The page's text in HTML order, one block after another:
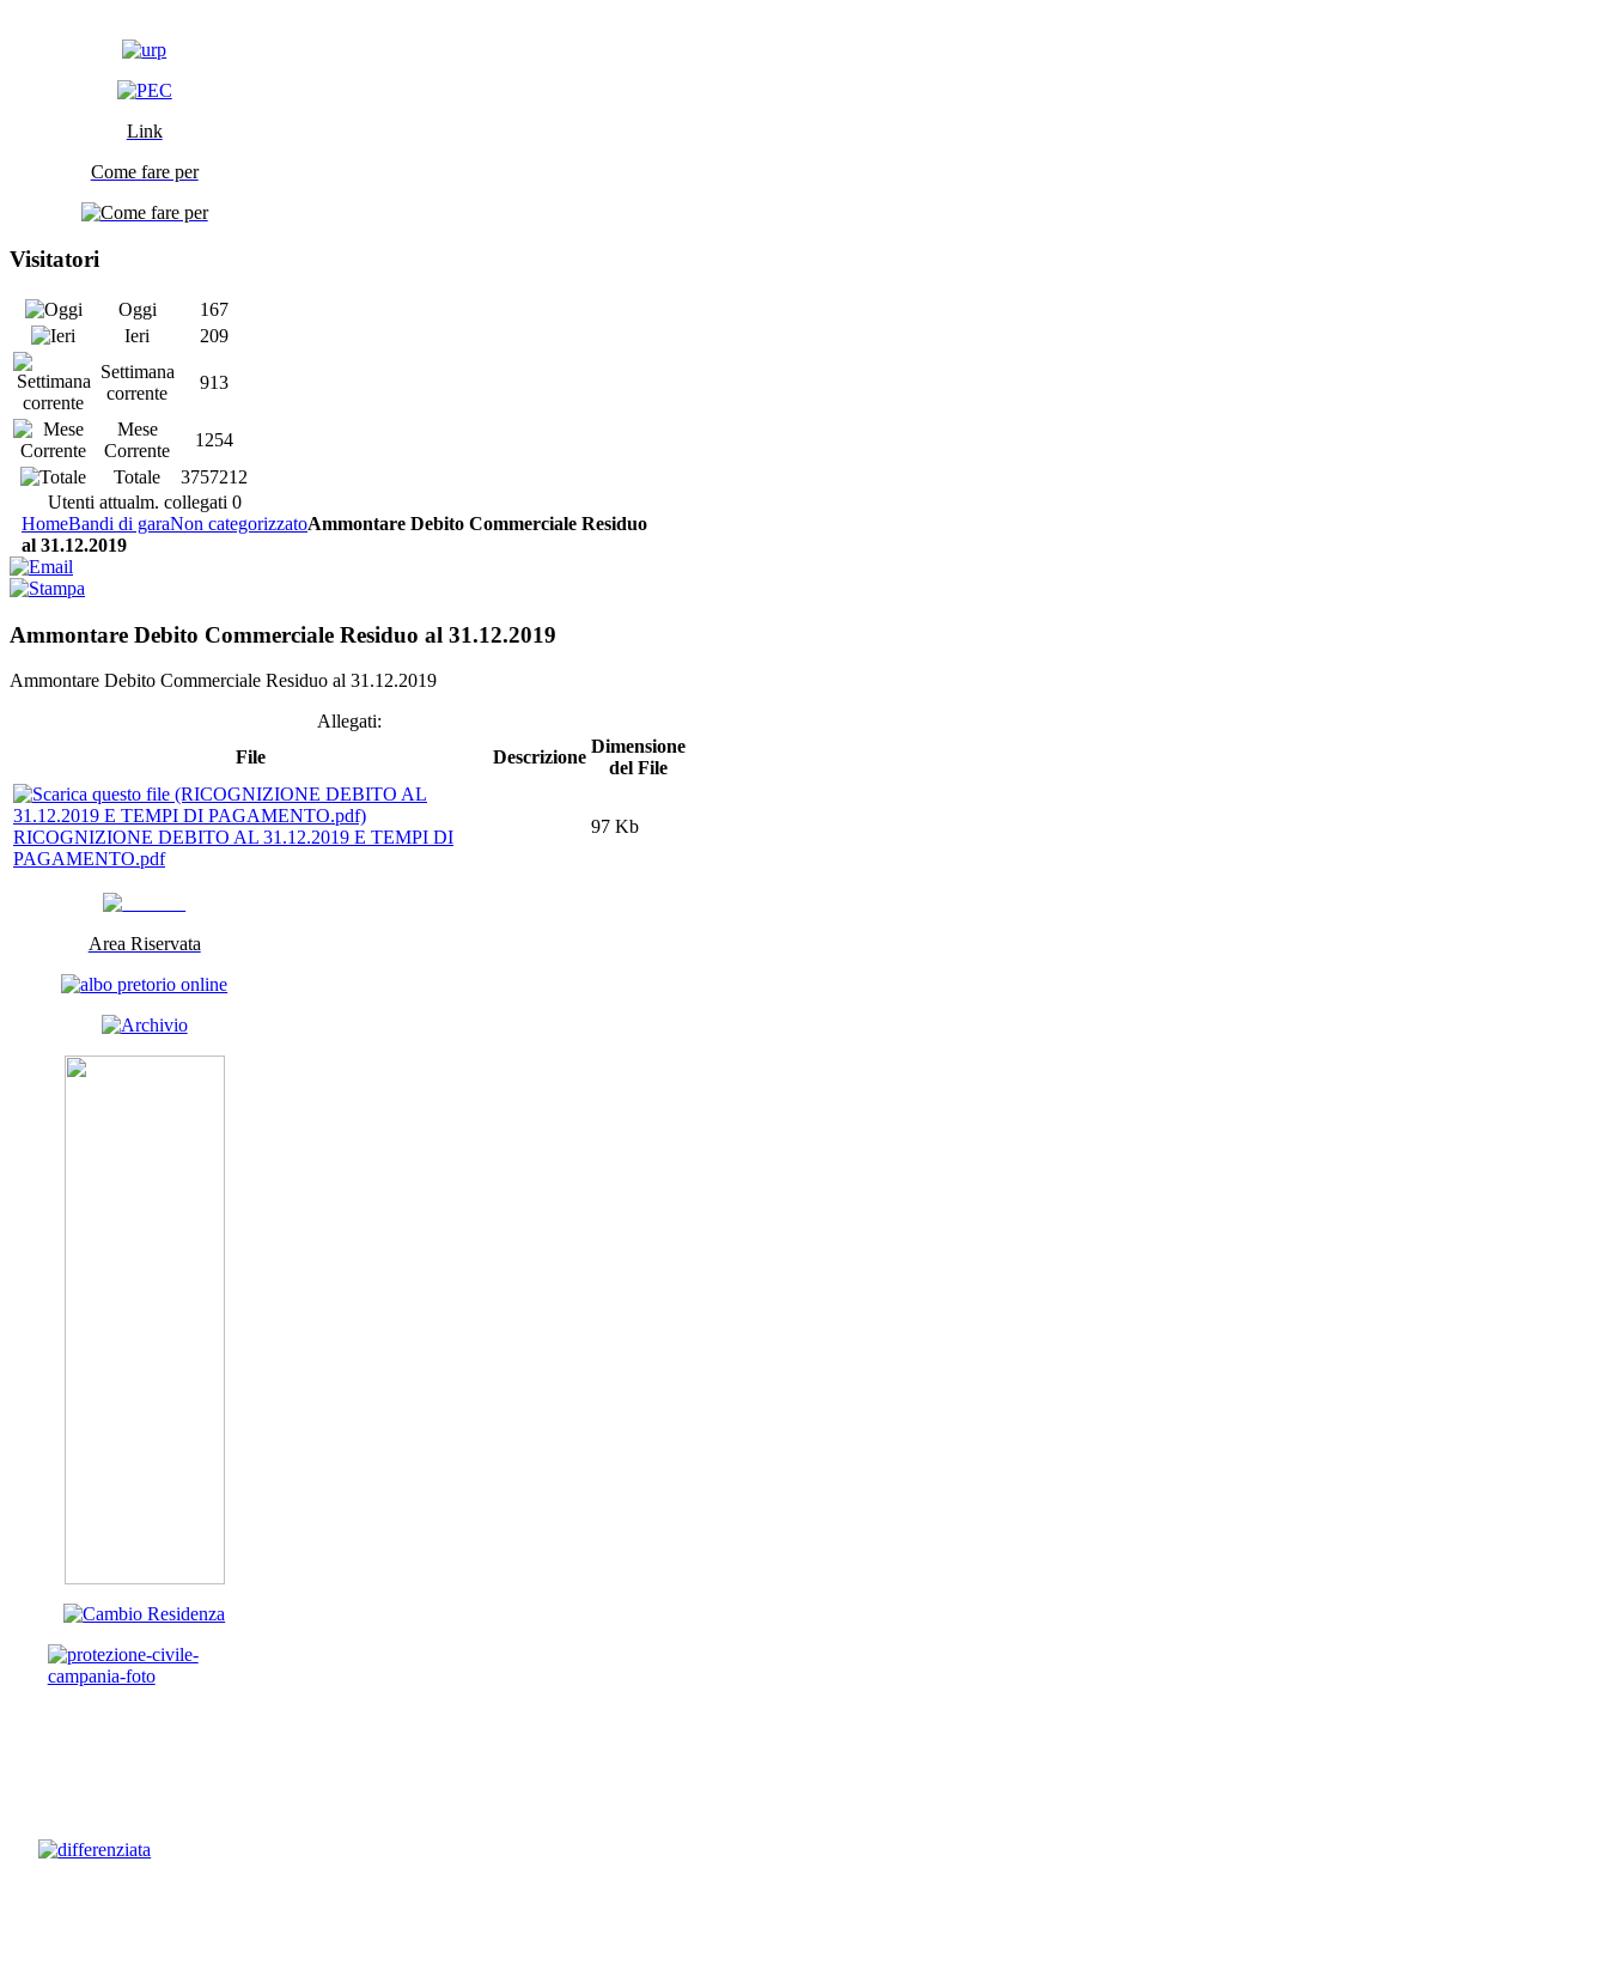
Link
Come fare per
Visitatori
Oggi
167
Ieri
209
Settimana
corrente
913
Mese
Corrente
1254
Totale
3757212
Utenti attualm. collegati 0
HomeBandi di garaNon categorizzatoAmmontare Debito Commerciale Residuo
al 31.12.2019
Ammontare Debito Commerciale Residuo al 31.12.2019
Ammontare Debito Commerciale Residuo al 31.12.2019
Allegati:
File
Descrizione
Dimensione
del File
RICOGNIZIONE DEBITO AL 31.12.2019 E TEMPI DI
PAGAMENTO.pdf
97 Kb
Area Riservata